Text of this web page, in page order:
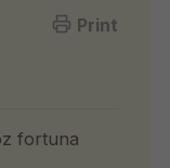
Print
fortuna